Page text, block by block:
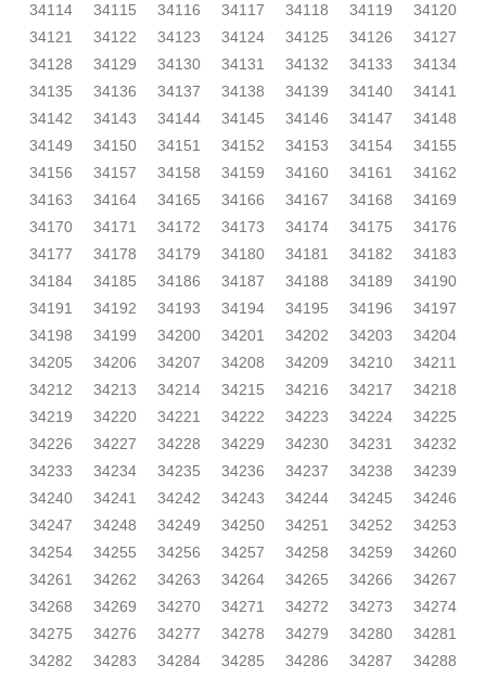
34114
34115 34116 34117 34118 34119
34120
34121
34122 34123 34124 34125 34126
34127
34128
34129 34130 34131 34132 34133
34134
34135
34136 34137 34138 34139 34140
34141
34142
34143 34144 34145 34146 34147
34148
34149
34150 34151 34152 34153 34154
34155
34156
34157 34158 34159 34160 34161
34162
34163
34164 34165 34166 34167 34168
34169
34170
34171 34172 34173 34174 34175
34176
34177
34178 34179 34180 34181 34182
34183
34184
34185 34186 34187 34188 34189
34190
34191
34192 34193 34194 34195 34196
34197
34198
34199 34200 34201 34202 34203
34204
34205
34206 34207 34208 34209 34210
34211
34212
34213 34214 34215 34216 34217
34218
34219
34220 34221 34222 34223 34224
34225
34226
34227 34228 34229 34230 34231
34232
34233
34234 34235 34236 34237 34238
34239
34240
34241 34242 34243 34244 34245
34246
34247
34248 34249 34250 34251 34252
34253
34254
34255 34256 34257 34258 34259
34260
34261
34262 34263 34264 34265 34266
34267
34268
34269 34270 34271 34272 34273
34274
34275
34276 34277 34278 34279 34280
34281
34282
34283 34284 34285 34286 34287
34288